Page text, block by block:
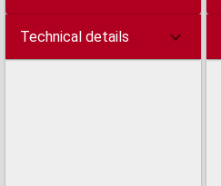
Technical details